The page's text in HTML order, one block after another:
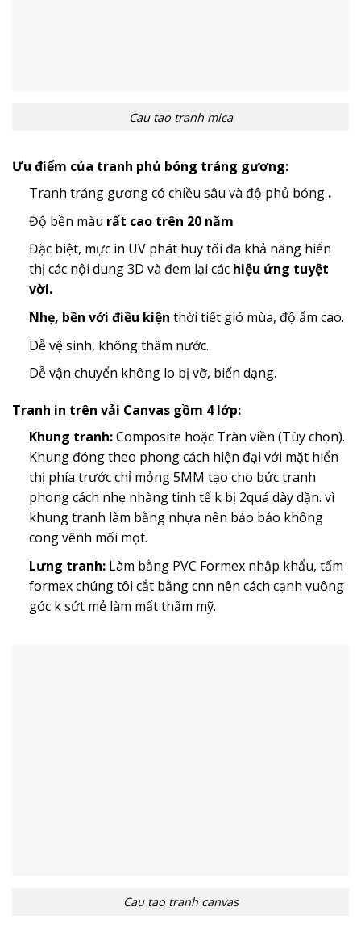
Cau tao tranh mica
Ưu điểm của tranh phủ bóng tráng gương:
Tranh tráng gương có chiều sâu và độ phủ bóng .
Độ bền màu rất cao trên 20 năm
Đặc biệt, mực in UV phát huy tối đa khả năng hiển
thị các nội dung 3D và đem lại các hiệu ứng tuyệt
vời.
Nhẹ, bền với điều kiện thời tiết gió mùa, độ ẩm cao.
Dễ vệ sinh, không thấm nước.
Dễ vận chuyển không lo bị vỡ, biến dạng.
Tranh in trên vải Canvas gồm 4 lớp:
Khung tranh:Composite hoặc Tràn viền (Tùy chọn).
Khung đóng theo phong cách hiện đại với mặt hiển
thị phía trước chỉ mỏng 5MM tạo cho bức tranh
phong cách nhẹ nhàng tinh tế k bị 2quá dày dặn. vì
khung tranh làm bằng nhựa nên bảo bảo không
cong vênh mối mọt.
Lưng tranh:Làm bằng PVC Formex nhập khẩu, tấm
formex chúng tôi cắt bằng cnn nên cách cạnh vuông
góc k sứt mẻ làm mất thẩm mỹ.
Cau tao tranh canvas